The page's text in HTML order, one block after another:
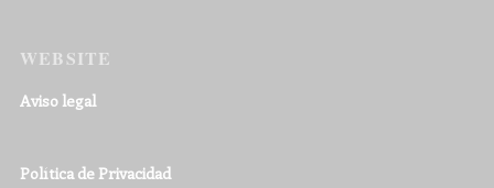
WEBSITE
Aviso legal
Política de Privacidad